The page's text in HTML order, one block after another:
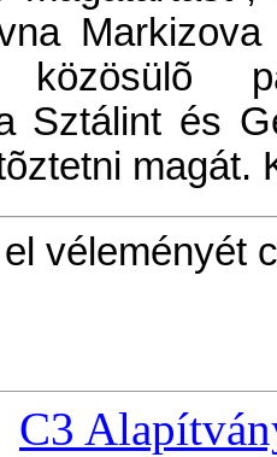
közösülõ
Sztálint és
magát.
véleményét
C3